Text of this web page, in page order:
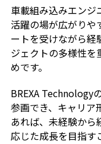
車載組み込みエンジ
活躍の場が広がりや
ートを受けながら経
ジェクトの多様性を
めです。
BREXA Technology
参画でき、キャリア
あれば、未経験から
応じた成長を目指す